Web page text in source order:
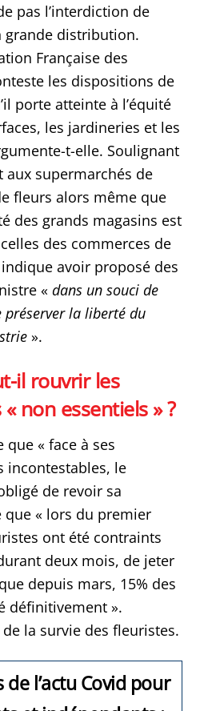
pas l’interdiction de
grande distribution.
Française des
les dispositions de
porte atteinte à l’équité
les jardineries et les
t-elle. Soulignant
aux supermarchés de
fleurs alors même que
des grands magasins est
des commerces de
indique avoir proposé des
«dans un souci de
la liberté du
».
il rouvrir les
non essentiels » ?
« face à ses
incontestables, le
de revoir sa
« lors du premier
ont été contraints
deux mois, de jeter
depuis mars, 15% des
définitivement ».
de la survie des fleuristes.
l’actu Covid pour